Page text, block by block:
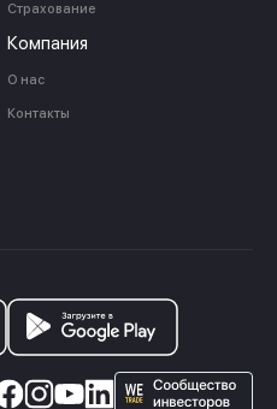
Страхование
Компания
О нас
Контакты